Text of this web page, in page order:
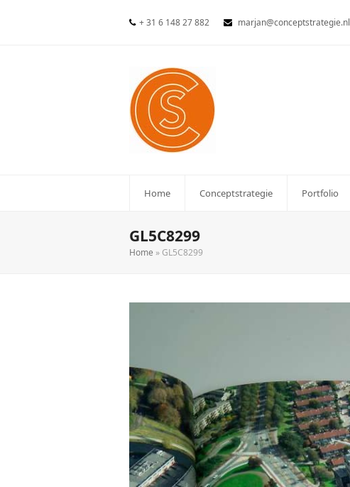
+ 31 6 148 27 882 marjan@conceptstrategie.nl
Home Conceptstrategie Portfolio
GL5C8299
Home » GL5C8299